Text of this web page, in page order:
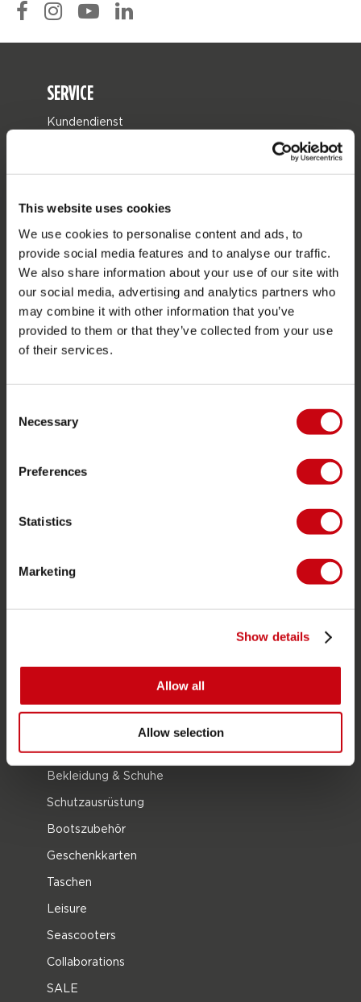
This website uses cookies
We use cookies to personalise content and ads, to
provide social media features and to analyse our traffic.
We also share information about your use of our site with
our social media, advertising and analytics partners who
may combine it with other information that you’ve
provided to them or that they’ve collected from your use
of their services.
Selection
Necessary
Preferences
Statistics
Marketing
Show details
Allow all
Allow selection
SERVICE
Kundendienst
Lieferung
Bestellung & Zahlung
Garantie & Reparaturen
Stores in deiner nähe
Ersatzteile
JOBE SPORTS
Über Jobe
Wake
Multi Position
Bekleidung & Schuhe
Schutzausrüstung
Bootszubehör
Geschenkkarten
Taschen
Leisure
Seascooters
Collaborations
SALE